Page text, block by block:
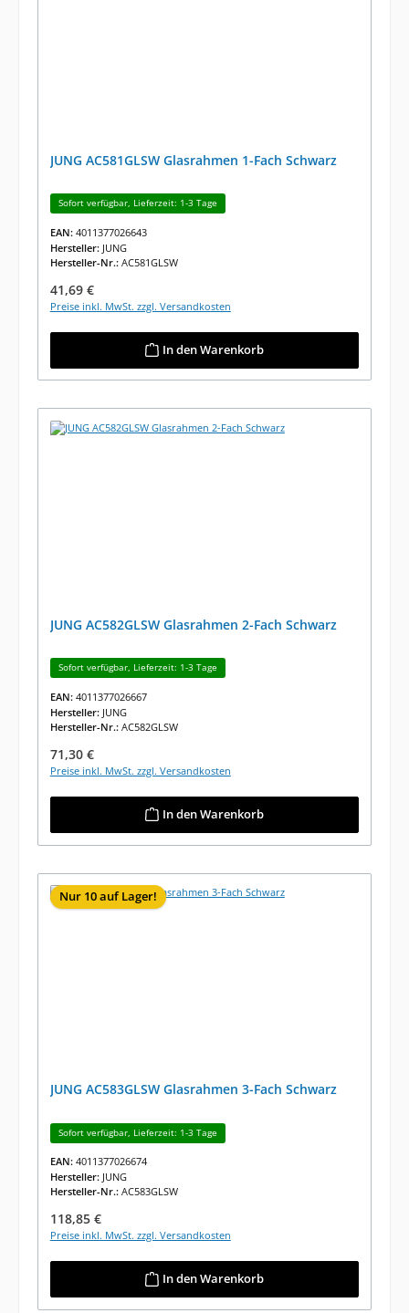
JUNG AC581GLSW Glasrahmen 1-Fach Schwarz
Sofort verfügbar, Lieferzeit: 1-3 Tage
EAN: 4011377026643
Hersteller: JUNG
Hersteller-Nr.: AC581GLSW
Regulärer Preis:
41,69 €
Preise inkl. MwSt. zzgl. Versandkosten
In den Warenkorb
JUNG AC582GLSW Glasrahmen 2-Fach Schwarz
Sofort verfügbar, Lieferzeit: 1-3 Tage
EAN: 4011377026667
Hersteller: JUNG
Hersteller-Nr.: AC582GLSW
Regulärer Preis:
71,30 €
Preise inkl. MwSt. zzgl. Versandkosten
In den Warenkorb
Nur 10 auf Lager!
JUNG AC583GLSW Glasrahmen 3-Fach Schwarz
Sofort verfügbar, Lieferzeit: 1-3 Tage
EAN: 4011377026674
Hersteller: JUNG
Hersteller-Nr.: AC583GLSW
Regulärer Preis:
118,85 €
Preise inkl. MwSt. zzgl. Versandkosten
In den Warenkorb